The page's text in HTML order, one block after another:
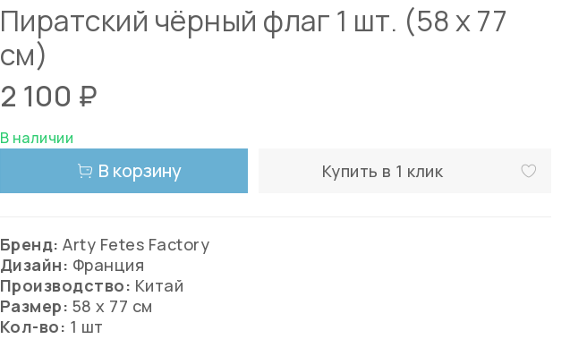
Пиратский чёрный флаг 1 шт. (58 х 77
см)
2 100 ₽
В наличии
В корзину Купить в 1 клик
Бренд: Arty Fetes Factory
Дизайн: Франция
Производство: Китай
Размер: 58 х 77 см
Кол-во: 1 шт